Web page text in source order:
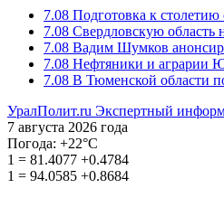
7.08 Подготовка к столетию
7.08 Свердловскую область
7.08 Вадим Шумков
7.08 Нефтяники и аграрии
7.08 В Тюменской области
УралПолит.ru Экспертный
7 августа 2026 года
Погода: +22°С
1 = 81.4077 +0.4784
1 = 94.0585 +0.8684